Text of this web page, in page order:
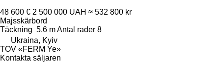
48 600 € 2 500 000 UAH ≈ 532 800 kr
Majsskärbord
Täckning 5,6 mAntal rader 8
Ukraina, Kyiv
TOV «FERM Ye»
Kontakta säljaren